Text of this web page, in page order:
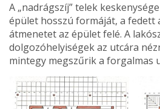
A „nadrágszíj” telek
épület hosszú formáját, a fedett
átmenetet az épület felé. A
dolgozóhelyiségek az utcára
mintegy megszűrik a forgal­mas